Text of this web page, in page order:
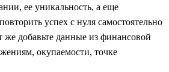
ее уникальность, а еще
успех с нуля самостоятельно
же добавьте данные из финансовой
окупаемости, точке